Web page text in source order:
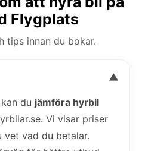
Flygplats
tips innan du bokar.
▼
du jämföra hyrbil
Vi visar priser
vad du betalar.